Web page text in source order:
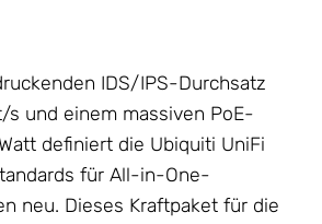
IDS/IPS-Durchsatz
s und einem massiven PoE-
definiert die Ubiquiti UniFi
für All-in-One-
neu. Dieses Kraftpaket für die